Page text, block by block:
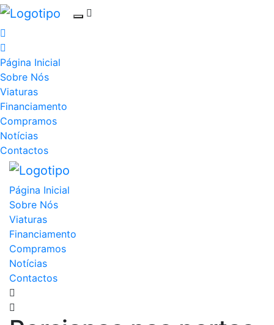
Página Inicial
Sobre Nós
Viaturas
Financiamento
Compramos
Notícias
Contactos
Página Inicial
Sobre Nós
Viaturas
Financiamento
Compramos
Notícias
Contactos